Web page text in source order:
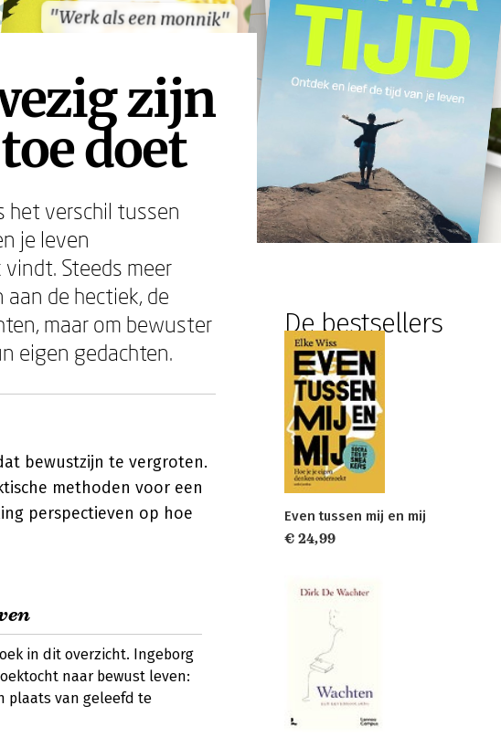
"Werk als een monnik"
"Werk als een monnik"
zijn
doet
het verschil tussen
je leven
Steeds meer
de hectiek, de
maar om bewuster
eigen gedachten.
bewustzijn te vergroten.
methoden voor een
perspectieven op hoe
in dit overzicht. Ingeborg
naar bewust leven:
plaats van geleefd te
De bestsellers
Even tussen mij en mij
€ 24,99